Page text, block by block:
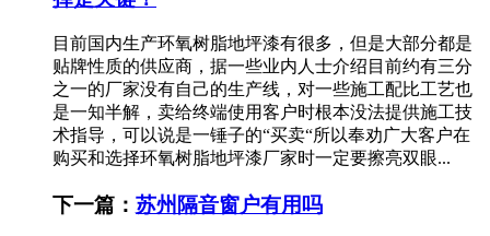
目前国内生产环氧树脂地坪漆有很多，但是大部分都是
贴牌性质的供应商，据一些业内人士介绍目前约有三分
之一的厂家没有自己的生产线，对一些施工配比工艺也
是一知半解，卖给终端使用客户时根本没法提供施工技
术指导，可以说是一锤子的“买卖“所以奉劝广大客户在
购买和选择环氧树脂地坪漆厂家时一定要擦亮双眼...
下一篇： 苏州隔音窗户有用吗